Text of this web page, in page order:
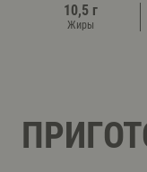
10,5 г
Жиры